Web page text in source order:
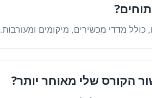
כולל מדדי מכשירים, מיקומים ומעורבות.
הקורס שלי מאוחר יותר?